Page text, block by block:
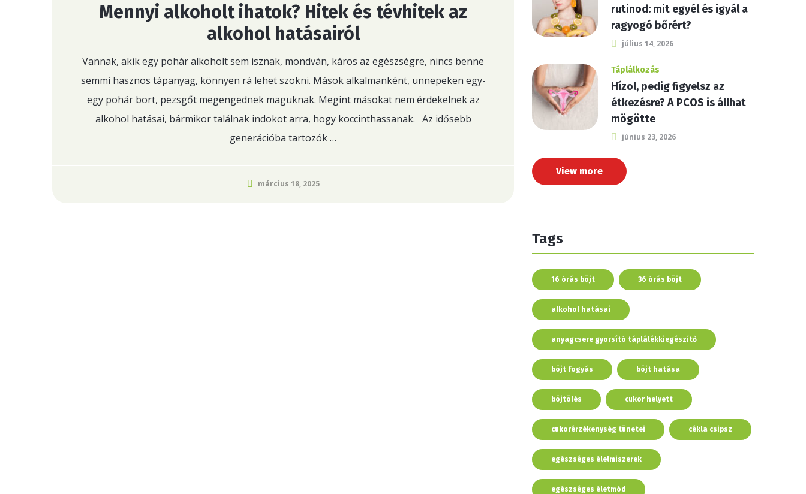
Mennyi alkoholt ihatok? Hitek és tévhitek az
alkohol hatásairól
Vannak, akik egy pohár alkoholt sem isznak, mondván, káros az egészségre, nincs benne
semmi hasznos tápanyag, könnyen rá lehet szokni. Mások alkalmanként, ünnepeken egy-
egy pohár bort, pezsgőt megengednek maguknak. Megint másokat nem érdekelnek az
alkohol hatásai, bármikor találnak indokot arra, hogy koccinthassanak. Az idősebb
generációba tartozók …
március 18, 2025
rutinod: mit egyél és igyál a
ragyogó bőrért?
július 14, 2026
Táplálkozás
Hízol, pedig figyelsz az
étkezésre? A PCOS is állhat
mögötte
június 23, 2026
View more
Tags
16 órás böjt 36 órás böjt
alkohol hatásai
anyagcsere gyorsító táplálékkiegészítő
böjt fogyás böjt hatása
böjtölés cukor helyett
cukorérzékenység tünetei cékla csipsz
egészséges élelmiszerek
egészséges életmód